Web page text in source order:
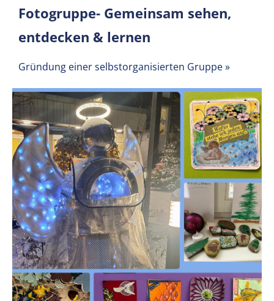
Fotogruppe- Gemeinsam sehen,
entdecken & lernen
Gründung einer selbstorganisierten Gruppe»